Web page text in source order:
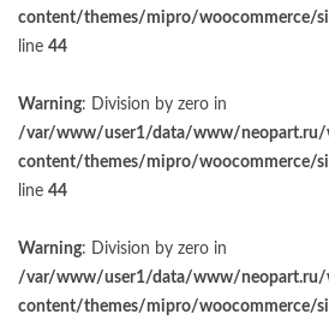
content/themes/mipro/woocommerce/
line 44
Warning: Division by zero in
/var/www/user1/data/www/neopart.ru/
content/themes/mipro/woocommerce/
line 44
Warning: Division by zero in
/var/www/user1/data/www/neopart.ru/
content/themes/mipro/woocommerce/